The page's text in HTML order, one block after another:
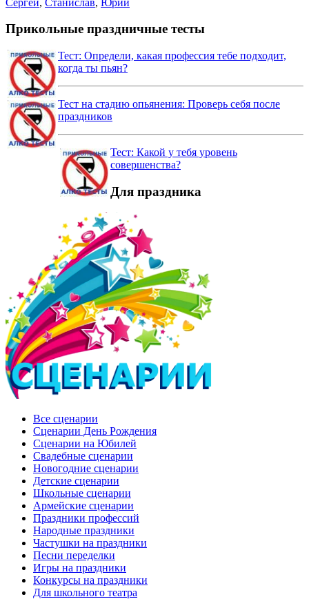
Прикольные праздничные тесты
Тест: Определи, какая профессия тебе подходит,
когда ты пьян?
Тест на стадию опьянения: Проверь себя после
праздников
Тест: Какой у тебя уровень
совершенства?
Для праздника
Все сценарии
Сценарии День Рождения
Сценарии на Юбилей
Свадебные сценарии
Новогодние сценарии
Детские сценарии
Школьные сценарии
Армейские сценарии
Праздники профессий
Народные праздники
Частушки на праздники
Песни переделки
Игры на праздники
Конкурсы на праздники
Для школьного театра